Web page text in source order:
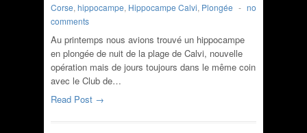
Corse, hippocampe, Hippocampe Calvi, Plongée - no
comments
Au printemps nous avions trouvé un hippocampe
en plongée de nuit de la plage de Calvi, nouvelle
opération mais de jours toujours dans le même coin
avec le Club de…
Read Post →